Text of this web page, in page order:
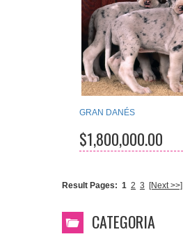
GRAN DANÉS
$1,800,000.00
Result Pages: 1 2 3 [Next >>]
CATEGORIA